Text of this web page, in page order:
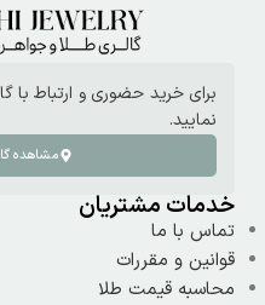
برای خرید حضوری و ارتباط با
نمایید.
مشاهده
خدمات مشتریان
تماس با ما
قوانین و مقررات
محاسبه قیمت طلا